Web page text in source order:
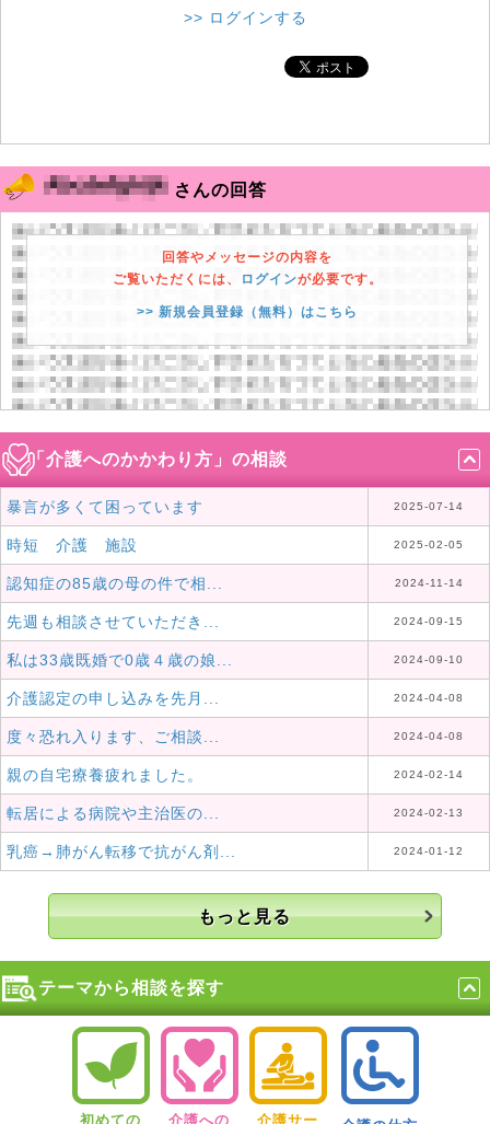
>> ログインする
さんの回答
回答やメッセージの内容を
ご覧いただくには、
ログインが必要です。
>> 新規会員登録（無料）はこちら
「介護へのかかわり方」の相談
暴言が多くて困っています 2025-07-14
時短 介護 施設 2025-02-05
認知症の85歳の母の件で相... 2024-11-14
先週も相談させていただき... 2024-09-15
私は33歳既婚で0歳４歳の娘... 2024-09-10
介護認定の申し込みを先月... 2024-04-08
度々恐れ入ります、ご相談... 2024-04-08
親の自宅療養疲れました。 2024-02-14
転居による病院や主治医の... 2024-02-13
乳癌→肺がん転移で抗がん剤... 2024-01-12
もっと見る
テーマから相談を探す
初めての 介護への 介護サー